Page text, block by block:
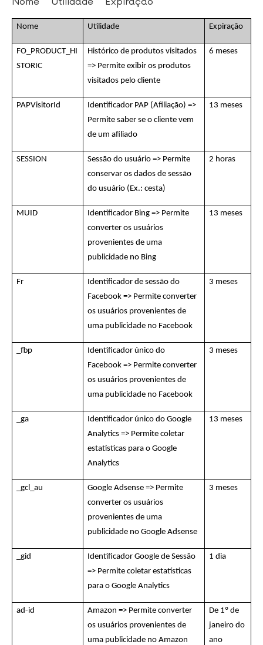
Nome Utilidade Expiração
FO_PRODUCT_HI
STORIC
Histórico de produtos visitados
=> Permite exibir os produtos
visitados pelo cliente
6 meses
PAPVisitorId
Identificador PAP (Afiliação) =>
Permite saber se o cliente vem
de um afiliado
13 meses
SESSION
Sessão do usuário => Permite
conservar os dados de sessão
do usuário (Ex.: cesta)
2 horas
MUID
Identificador Bing => Permite
converter os usuários
provenientes de uma
publicidade no Bing
13 meses
Fr
Identificador de sessão do
Facebook => Permite converter
os usuários provenientes de
uma publicidade no Facebook
3 meses
_fbp
Identificador único do
Facebook => Permite converter
os usuários provenientes de
uma publicidade no Facebook
3 meses
_ga
Identificador único do Google
Analytics => Permite coletar
estatísticas para o Google
Analytics
13 meses
_gcl_au
Google Adsense => Permite
converter os usuários
provenientes de uma
publicidade no Google Adsense
3 meses
_gid
Identificador Google de Sessão
=> Permite coletar estatísticas
para o Google Analytics
1 dia
ad-id
Amazon => Permite converter
os usuários provenientes de
uma publicidade no Amazon
De 1º de
janeiro do
ano